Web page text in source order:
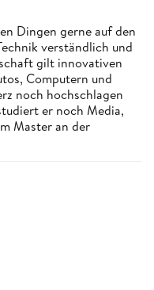
Dingen gerne auf den
verständlich und
gilt innovativen
Computern und
noch hochschlagen
er noch Media,
Master an der